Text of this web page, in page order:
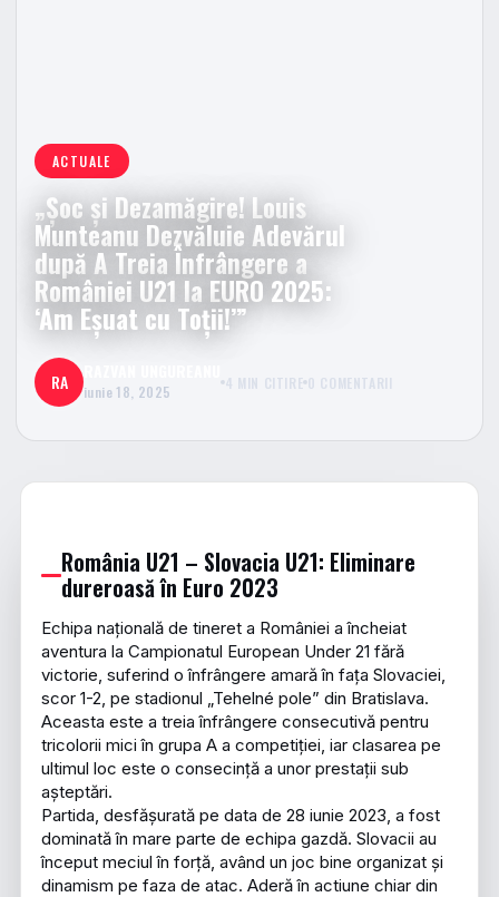
ACTUALE
„Șoc și Dezamăgire! Louis
Munteanu Dezvăluie Adevărul
după A Treia Înfrângere a
României U21 la EURO 2025:
‘Am Eșuat cu Toții!’”
RA iunie 18, 2025 4 MIN CITIRE 0 COMENTARII
România U21 – Slovacia U21: Eliminare
dureroasă în Euro 2023
Echipa națională de tineret a României a încheiat
aventura la Campionatul European Under 21 fără
victorie, suferind o înfrângere amară în fața Slovaciei,
scor 1-2, pe stadionul „Tehelné pole” din Bratislava.
Aceasta este a treia înfrângere consecutivă pentru
tricolorii mici în grupa A a competiției, iar clasarea pe
ultimul loc este o consecință a unor prestații sub
așteptări.
Partida, desfășurată pe data de 28 iunie 2023, a fost
dominată în mare parte de echipa gazdă. Slovacii au
început meciul în forță, având un joc bine organizat și
dinamism pe faza de atac. Aderă în actiune chiar din